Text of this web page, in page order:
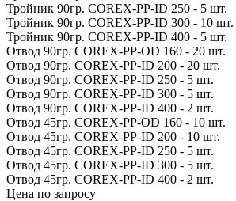
Тройник 90гр. COREX-PP-ID 250 - 5 шт.
Тройник 90гр. COREX-PP-ID 300 - 10 шт.
Тройник 90гр. COREX-PP-ID 400 - 5 шт.
Отвод 90гр. COREX-PP-OD 160 - 20 шт.
Отвод 90гр. COREX-PP-ID 200 - 20 шт.
Отвод 90гр. COREX-PP-ID 250 - 5 шт.
Отвод 90гр. COREX-PP-ID 300 - 5 шт.
Отвод 90гр. COREX-PP-ID 400 - 2 шт.
Отвод 45гр. COREX-PP-OD 160 - 10 шт.
Отвод 45гр. COREX-PP-ID 200 - 10 шт.
Отвод 45гр. COREX-PP-ID 250 - 5 шт.
Отвод 45гр. COREX-PP-ID 300 - 5 шт.
Отвод 45гр. COREX-PP-ID 400 - 2 шт.
Цена по запросу